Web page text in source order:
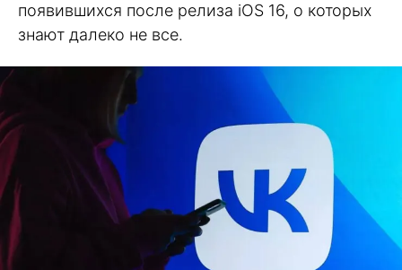
появившихся после релиза iOS 16, о которых
знают далеко не все.